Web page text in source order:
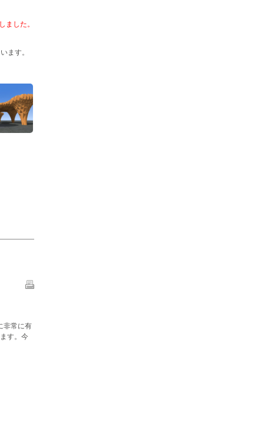
ました。
ます。
非常に有
す。今